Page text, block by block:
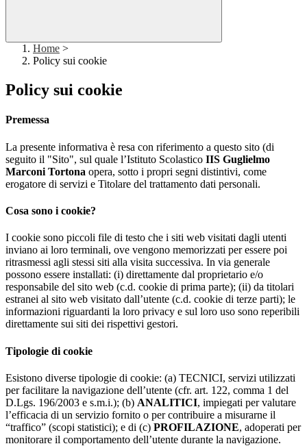
Home >
Policy sui cookie
Policy sui cookie
Premessa
La presente informativa è resa con riferimento a questo sito (di
seguito il "Sito", sul quale l’Istituto Scolastico IIS Guglielmo
Marconi Tortona opera, sotto i propri segni distintivi, come
erogatore di servizi e Titolare del trattamento dati personali.
Cosa sono i cookie?
I cookie sono piccoli file di testo che i siti web visitati dagli utenti
inviano ai loro terminali, ove vengono memorizzati per essere poi
ritrasmessi agli stessi siti alla visita successiva. In via generale
possono essere installati: (i) direttamente dal proprietario e/o
responsabile del sito web (c.d. cookie di prima parte); (ii) da titolari
estranei al sito web visitato dall’utente (c.d. cookie di terze parti); le
informazioni riguardanti la loro privacy e sul loro uso sono reperibili
direttamente sui siti dei rispettivi gestori.
Tipologie di cookie
Esistono diverse tipologie di cookie: (a) TECNICI, servizi utilizzati
per facilitare la navigazione dell’utente (cfr. art. 122, comma 1 del
D.Lgs. 196/2003 e s.m.i.); (b) ANALITICI, impiegati per valutare
l’efficacia di un servizio fornito o per contribuire a misurarne il
“traffico” (scopi statistici); e di (c) PROFILAZIONE, adoperati per
monitorare il comportamento dell’utente durante la navigazione.